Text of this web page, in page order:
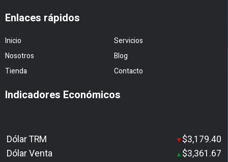
Enlaces rápidos
Inicio
Servicios
Nosotros
Blog
Tienda
Contacto
Indicadores Económicos
Dólar TRM ▼ $3,179.40
Dólar Venta
▲ $3,361.67